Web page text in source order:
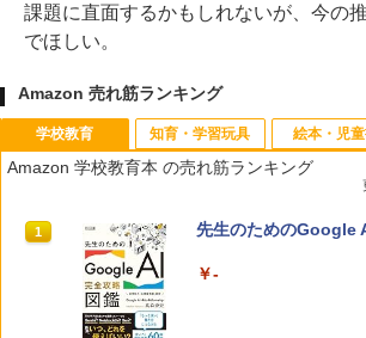
課題に直面するかもしれないが、今の
でほしい。
Amazon 売れ筋ランキング
学校教育
Amazon 学校教育本 の売れ筋ランキング
1 先生のためのGoogle
￥-
知育・学習玩具 絵本・児